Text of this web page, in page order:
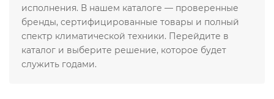
исполнения. В нашем каталоге — проверенные
бренды, сертифицированные товары и полный
спектр климатической техники. Перейдите в
каталог и выберите решение, которое будет
служить годами.